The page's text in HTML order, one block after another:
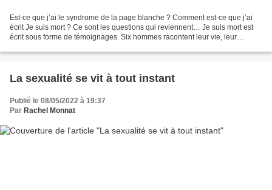
Est-ce que j’ai le syndrome de la page blanche ? Comment est-ce que j’ai
écrit Je suis mort ? Ce sont les questions qui reviennent… Je suis mort est
écrit sous forme de témoignages. Six hommes racontent leur vie, leur
La sexualité se vit à tout instant
Publié le 08/05/2022 à 19:37
Par Rachel Monnat